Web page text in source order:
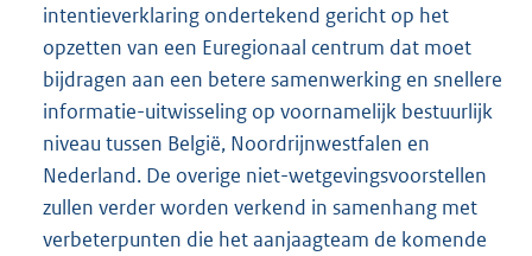
intentieverklaring ondertekend gericht op het
opzetten van een Euregionaal centrum dat moet
bijdragen aan een betere samenwerking en snellere
informatie-uitwisseling op voornamelijk bestuurlijk
niveau tussen België, Noordrijnwestfalen en
Nederland. De overige niet-wetgevingsvoorstellen
zullen verder worden verkend in samenhang met
verbeterpunten die het aanjaagteam de komende